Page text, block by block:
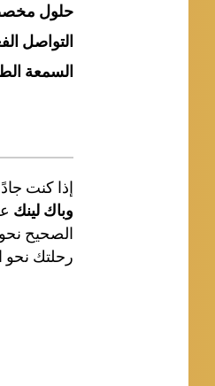
حلول
التواصل
السمعة
إذا كنت
وباك لينك
الصحيح
رحلتك نحو